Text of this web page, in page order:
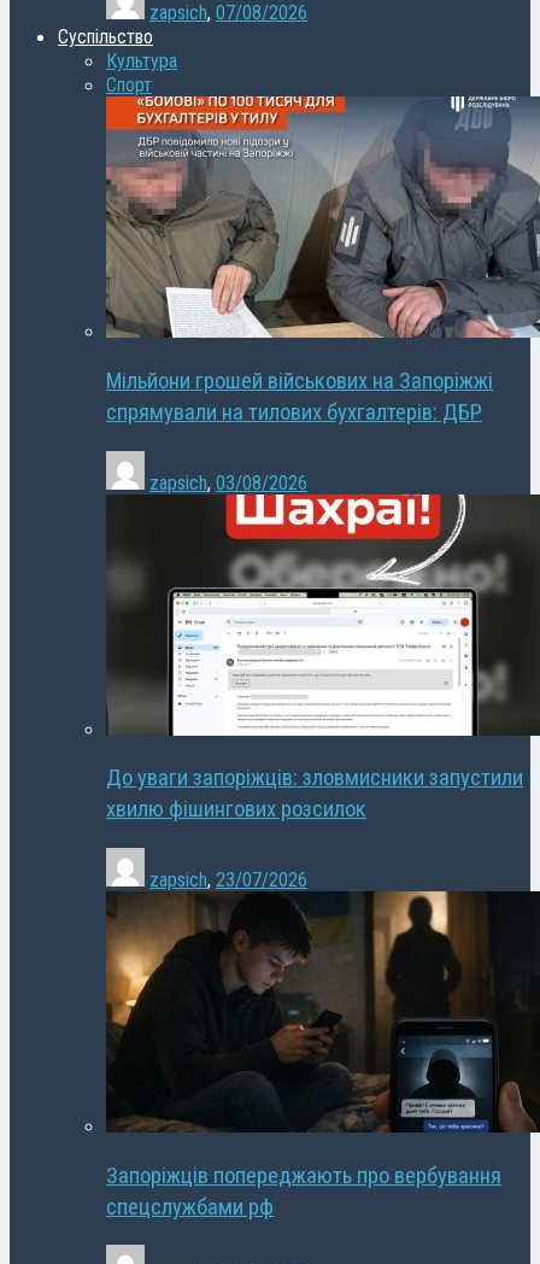
zapsich, 07/08/2026
Суспільство
Культура
Спорт
Мільйони грошей військових на Запоріжжі
спрямували на тилових бухгалтерів: ДБР
zapsich, 03/08/2026
До уваги запоріжців: зловмисники запустили
хвилю фішингових розсилок
zapsich, 23/07/2026
Запоріжців попереджають про вербування
спецслужбами рф